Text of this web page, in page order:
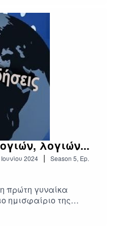
Κίνα...
λογιών...
2024 | Season 5, Ep.
πρώτη γυναίκα
ημισφαίριο της
Οι δύο όψεις της
την Ουκρανία ο